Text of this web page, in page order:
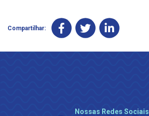
Compartilhar:
Nossas Redes Sociais